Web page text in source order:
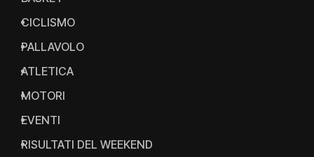
CICLISMO
PALLAVOLO
ATLETICA
MOTORI
EVENTI
RISULTATI DEL WEEKEND